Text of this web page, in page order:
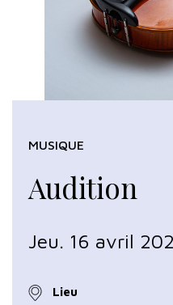
Audition
MUSIQUE
Jeu. 16 avril
Lieu